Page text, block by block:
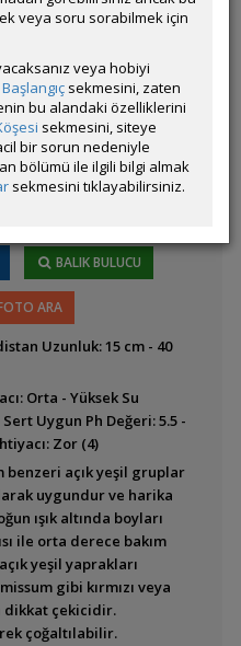
inclinata var
reineckii
reineckii
reineckii
(Roseafolia)
BALIK BULUCU
ARA
Uzunluk: 15 cm - 40
Orta - Yüksek Su
Uygun Ph Değeri: 5.5 -
Zor (4)
benzeri açık yeşil gruplar
uygundur ve harika
ışık altında boyları
ile orta derece bakım
yeşil yaprakları
gibi kırmızı veya
dikkat çekicidir.
çoğaltılabilir.
veya soru sorabilmek için
veya hobiyi
sekmesini, zaten
bu alandaki özelliklerini
sekmesini, siteye
bir sorun nedeniyle
bölümü ile ilgili bilgi almak
sekmesini tıklayabilirsiniz.